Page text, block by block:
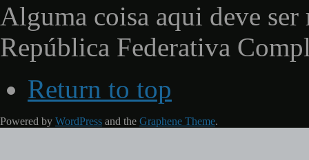
Alguma coisa aqui deve ser
República Federativa
Return to top
Powered by WordPress and the Graphene Theme.